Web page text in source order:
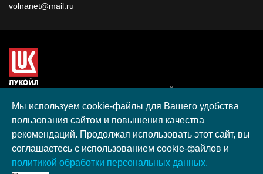
volnanet@mail.ru
гранта, полученного в рамках XIII Конкурса социальных и
культурных проектов ПАО "ЛУКОЙЛ" на территории
Калининградской области в 2020 году
Согласие на обработку персональных данных
Разработка, поддержка и продвижение S-Media group
© 2026 МАУ «Редакция общественно-политической газеты
Мы используем cookie-файлы для Вашего удобства
пользования сайтом и повышения качества
рекомендаций. Продолжая использовать этот сайт, вы
соглашаетесь с использованием cookie-файлов и
политикой обработки персональных данных.